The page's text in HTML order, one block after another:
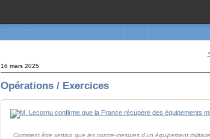
16 mars 2025
Opérations / Exercices
Comment être certain que les contre-mesures d'un équipement